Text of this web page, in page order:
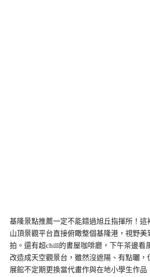
基隆景點推薦一定不能錯過旭丘指揮所！這
山頂景觀平台直接俯瞰整個基隆港，視野美
拍。還有超chill的書屋咖啡廳，下午茶邊看
改造成天空觀景台，雖然沒遮陽、有點曬，
展館不定期更換當代畫作與在地小學生作品